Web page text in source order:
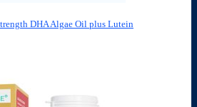
DHA Algae Oil plus Lutein